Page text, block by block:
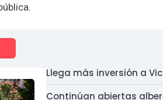
Llega más inversión a
Continúan abiertas